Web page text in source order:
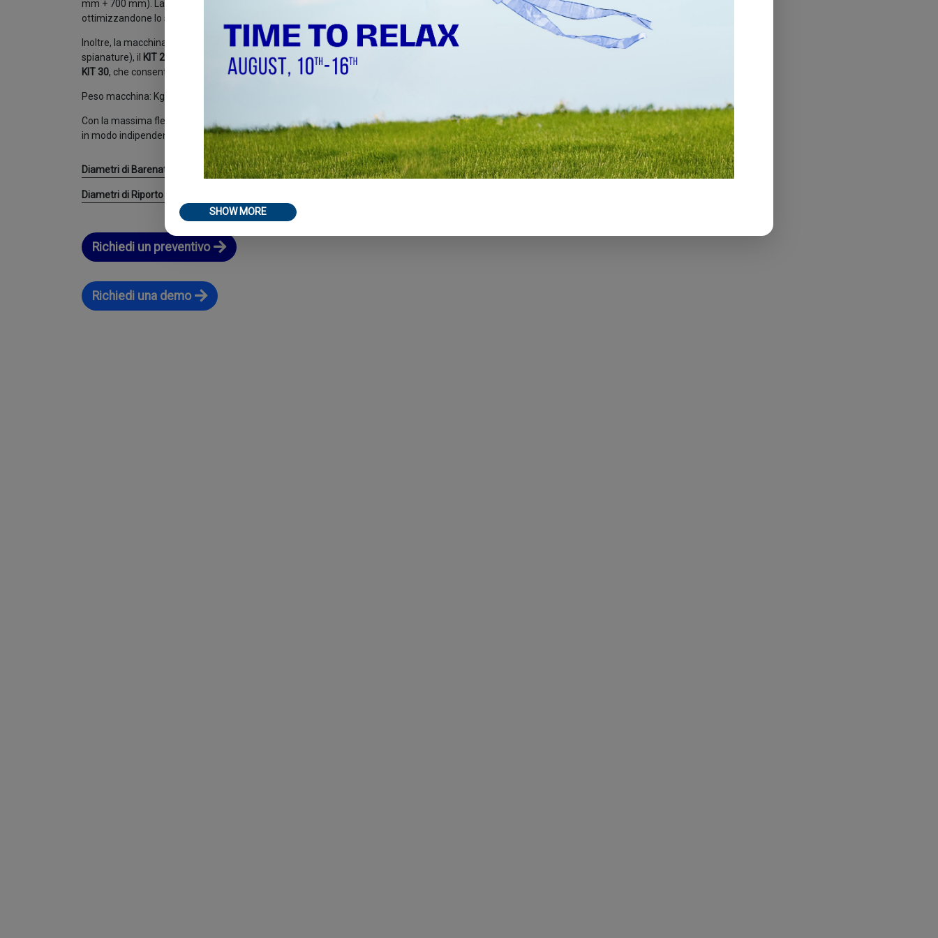
mm + 700 mm). La loro superficie cromata li rende solidi e resistenti all'usura,
ottimizzandone lo scorrimento all'interno della macchina e dei supporti.
Inoltre, la macchina utensile può essere equipaggiata con ilKIT 2000 (testa
spianature), il KIT 20 , che consente lavorazioni a partire da un diametro di
KIT 30, che consente lavorazioni a partire da un diametro diØ 30 mm
Peso macchina: Kg. 34
Con la massima flessibilità, combinando i due movimenti di rotazione e avanzamento
in modo indipendente, la
Ws2permette di eseguire:
Diametri di Barenatura Ø 22mm - Ø 400mm (0.87" - 15.75")
Diametri di Riporto di Saldatura
Richiedi un preventivo
Richiedi una demo
SHOW MORE